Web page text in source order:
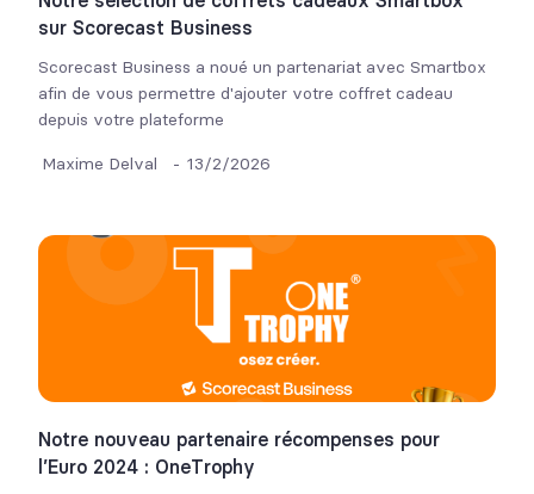
sur Scorecast Business
Scorecast Business a noué un partenariat avec Smartbox
afin de vous permettre d'ajouter votre coffret cadeau
depuis votre plateforme
Maxime Delval - 13/2/2026
Notre nouveau partenaire récompenses pour
l’Euro 2024 : OneTrophy